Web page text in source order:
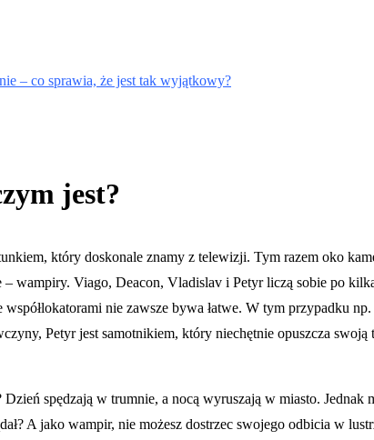
– co sprawia, że jest tak wyjątkowy?
jest?
który doskonale znamy z telewizji. Tym razem oko
wampiry. Viago, Deacon, Vladislav i Petyr liczą sobie po
nie zawsze bywa łatwe. W tym przypadku
Petyr jest samotnikiem, który niechętnie opuszcza
spędzają w trumnie, a nocą wyruszają w miasto. Jednak
A jako wampir, nie możesz dostrzec swojego odbicia w